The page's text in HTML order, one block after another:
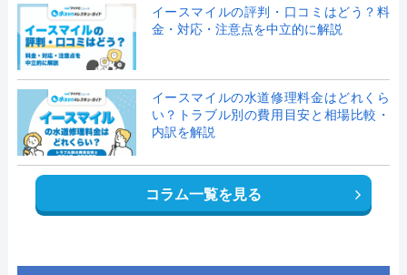
イースマイルの評判・口コミはどう？料
金・対応・注意点を中立的に解説
イースマイルの水道修理料金はどれくら
い？トラブル別の費用目安と相場比較・
内訳を解説
コラム一覧を見る